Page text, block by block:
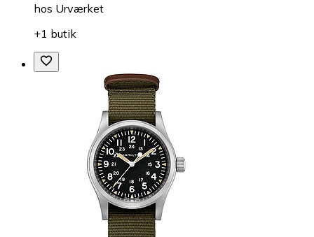
hos Urværket
+1 butik